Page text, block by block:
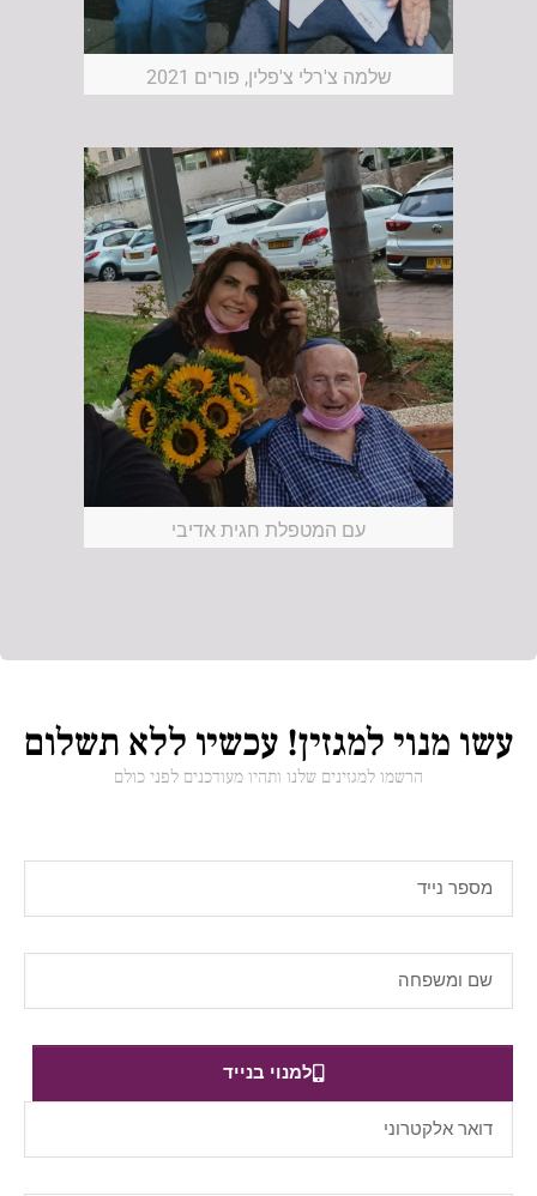
שלמה צ'רלי צ'פלין, פורים 2021
עם המטפלת חגית אדיבי
עשו מנוי למגזין! עכשיו ללא תשלום
הרשמו למגזינים שלנו ותהיו מעודכנים לפני כולם
למנוי בנייד